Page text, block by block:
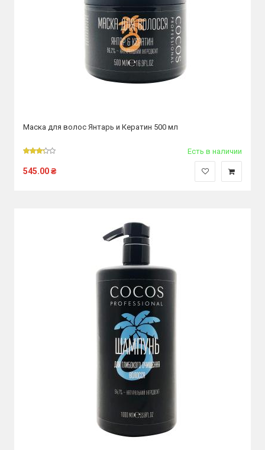
Маска для волос Янтарь и Кератин 500 мл
Есть в наличии
545.00₴